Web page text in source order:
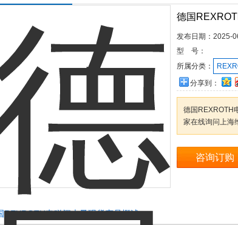
德国
发布日期： 2025-
型 号：
所属分类：
分享到：
德国REXROTH
家在线询问上海
咨询订购
REXROTH电磁阀大量现货产品概述：